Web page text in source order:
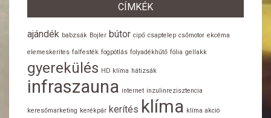
CÍMKÉK
ajándék babzsák Bojler bútor cipő csaptelep csőmotor ekcéma
elemeskerites falfesték fogpótlás folyadékhűtő fólia gellakk
gyerekülés HD klíma hátizsák
infraszauna internet inzulinrezisztencia
keresőmarketing kerékpár kerítés klíma klíma akció